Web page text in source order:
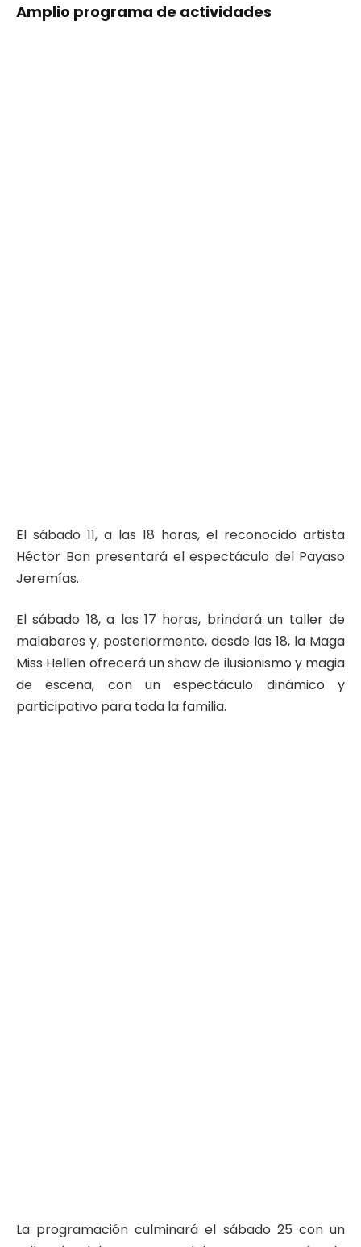
Amplio programa de actividades
El sábado 11, a las 18 horas, el reconocido artista
Héctor Bon presentará el espectáculo del Payaso
Jeremías.
El sábado 18, a las 17 horas, brindará un taller de
malabares y, posteriormente, desde las 18, la Maga
Miss Hellen ofrecerá un show de ilusionismo y magia
de escena, con un espectáculo dinámico y
participativo para toda la familia.
La programación culminará el sábado 25 con un